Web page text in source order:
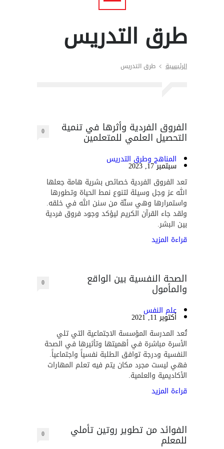
طرق التدريس
الرئيسية طرق التدريس
الفروق الفردية وأثرها في تنمية
التحصيل العلمي للمتعلمين 0
المناهج وطرق التدريس
سبتمبر 17, 2023
تعد الفروق الفردية خصائص بشرية هامة جعلها
الله عز وجل وسيلة لتنوع نمط الحياة وتطورها
واستمرارها وهي سنّة من سنن الله في خلقه.
ولقد جاء القرآن الكريم ليؤكد وجود فروق فردية
بين البشر.
قراءة المزيد
الصحة النفسية بين الواقع
والمأمول 0
علم النفس
أكتوبر 11, 2021
تُعد المدرسة المؤسسة الاجتماعية التي تلي
الأسرة مباشرة في أهميتها وتأثيرها في الصحة
النفسية ودرجة توافق الطلبة نفسياً واجتماعياً.
فهي ليست مجرد مكان يتم فيه تعلم المهارات
الأكاديمية والعلمية.
قراءة المزيد
الفوائد من تطوير روتين تأملي
للمعلم 0